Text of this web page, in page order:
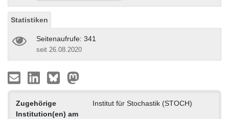
Statistiken
Seitenaufrufe: 341
seit 26.08.2020
Zugehörige
Institution(en) am
Institut für Stochastik (STOCH)